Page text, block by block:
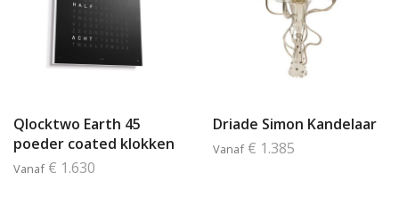
Qlocktwo Earth 45
poeder coated klokken
Vanaf € 1.630
Driade Simon Kandelaar
Vanaf € 1.385